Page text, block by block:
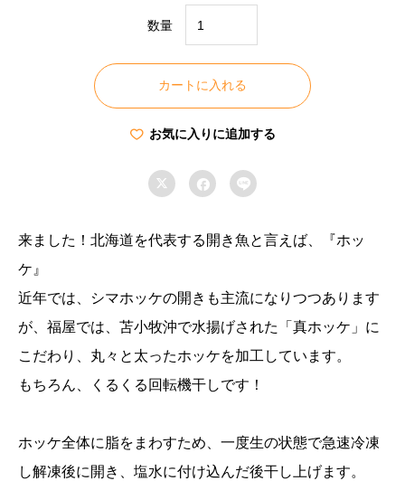
数量
海
道
羅
臼
真
ッ
開
特
大
枚】
個
カートに入れる
お気に入りに追加する
  
来ました！北海道を代表する開き魚と言えば、『ホッ
ケ』
近年では、シマホッケの開きも主流になりつつあります
が、福屋では、苫小牧沖で水揚げされた「真ホッケ」に
こだわり、丸々と太ったホッケを加工しています。
もちろん、くるくる回転機干しです！
ホッケ全体に脂をまわすため、一度生の状態で急速冷凍
し解凍後に開き、塩水に付け込んだ後干し上げます。